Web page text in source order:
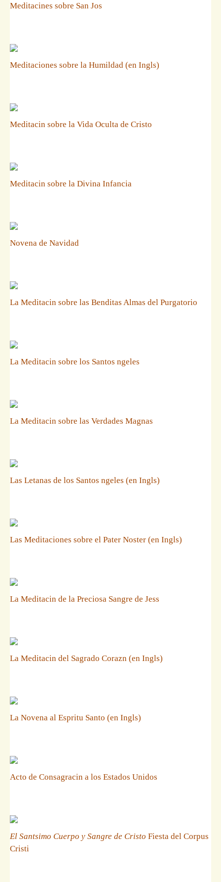
Meditacines sobre San Jos
Meditaciones sobre la Humildad (en Ingls)
Meditacin sobre la Vida Oculta de Cristo
Meditacin sobre la Divina Infancia
Novena de Navidad
La Meditacin sobre las Benditas Almas del Purgatorio
La Meditacin sobre los Santos ngeles
La Meditacin sobre las Verdades Magnas
Las Letanas de los Santos ngeles (en Ingls)
Las Meditaciones sobre el Pater Noster (en Ingls)
La Meditacin de la Preciosa Sangre de Jess
La Meditacin del Sagrado Corazn (en Ingls)
La Novena al Espritu Santo (en Ingls)
Acto de Consagracin a los Estados Unidos
El Santsimo Cuerpo y Sangre de Cristo Fiesta del Corpus
Cristi